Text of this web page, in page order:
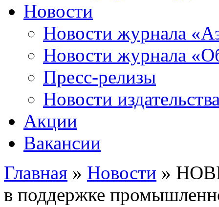
Новости
Новости журнала
Новости журнала
Пресс-релизы
Новости
Акции
Вакансии
Вы здесь
Главная » Новости »
в поддержке